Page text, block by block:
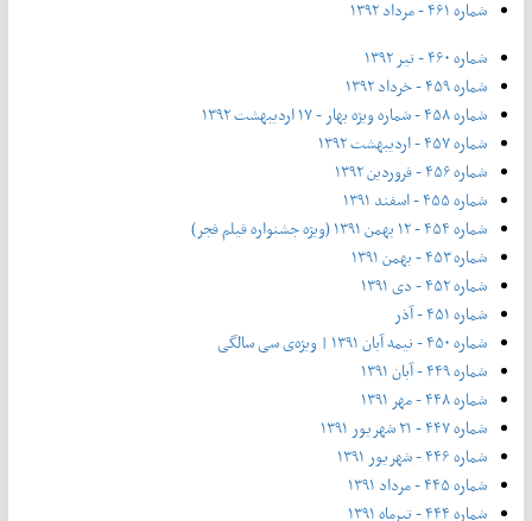
شماره ۴۶۱ - مرداد ۱۳۹۲
شماره ۴۶۰ - تیر ۱۳۹۲
شماره ۴۵۹ - خرداد ۱۳۹۲
شماره ۴۵۸ - شماره ویژه بهار - ۱۷ اردیبهشت ۱۳۹۲
شماره ۴۵۷ - اردیبهشت ۱۳۹۲
شماره ۴۵۶ - فروردین ۱۳۹۲
شماره ۴۵۵ - اسفند ۱۳۹۱
شماره ۴۵۴ - ۱۲ بهمن ۱۳۹۱ (ویژه جشنواره فیلم فجر)
شماره ۴۵۳ - بهمن ۱۳۹۱
شماره ۴۵۲ - دی ۱۳۹۱
شماره ۴۵۱ - آذر
شماره ۴۵۰ - نیمه آبان ۱۳۹۱ | ویژه‌ی سی سالگی
شماره ۴۴۹ - آبان ۱۳۹۱
شماره ۴۴۸ - مهر ۱۳۹۱
شماره ۴۴۷ - ۲۱ شهریور ۱۳۹۱
شماره ۴۴۶ - شهریور ۱۳۹۱
شماره ۴۴۵ - مرداد ۱۳۹۱
شماره ۴۴۴ - تیر‌ماه ۱۳۹۱